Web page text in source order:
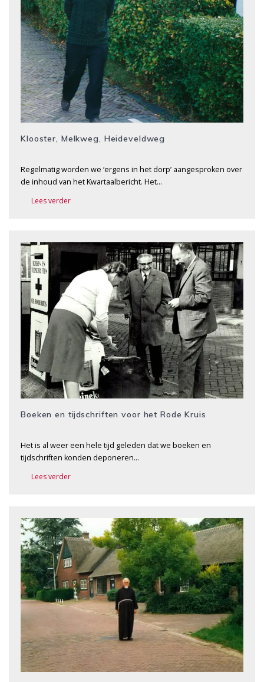
Klooster, Melkweg, Heideveldweg
Regelmatig worden we ‘ergens in het dorp’ aangesproken over
de inhoud van het Kwartaalbericht. Het…
Lees verder
Boeken en tijdschriften voor het Rode Kruis
Het is al weer een hele tijd geleden dat we boeken en
tijdschriften konden deponeren…
Lees verder